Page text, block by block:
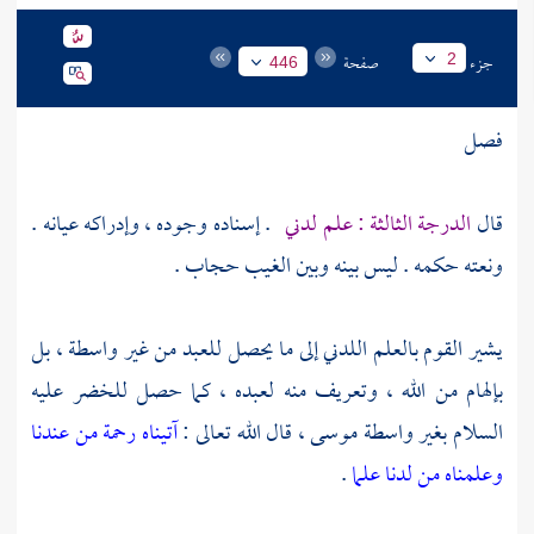
جزء 2 صفحة 446
فصل
قالالدرجة الثالثة : علم لدني . إسناده وجوده ، وإدراكه عيانه .
ونعته حكمه . ليس بينه وبين الغيب حجاب .
يشير القوم بالعلم اللدني إلى ما يحصل للعبد من غير واسطة ، بل
بإلهام من الله ، وتعريف منه لعبده ، كما حصل للخضر عليه
السلام بغير واسطةموسى ،قال الله تعالى :آتيناه رحمة من عندنا
وعلمناه من لدنا علما.